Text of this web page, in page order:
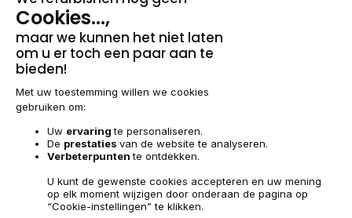
Wettelijke vermeldingen & AGBeheer van cookies
Algemene verkoopvoorwaarden
Toegankelijkheid
© 2009-2026 RECOMMERCE - Alle rechten voorbehouden.